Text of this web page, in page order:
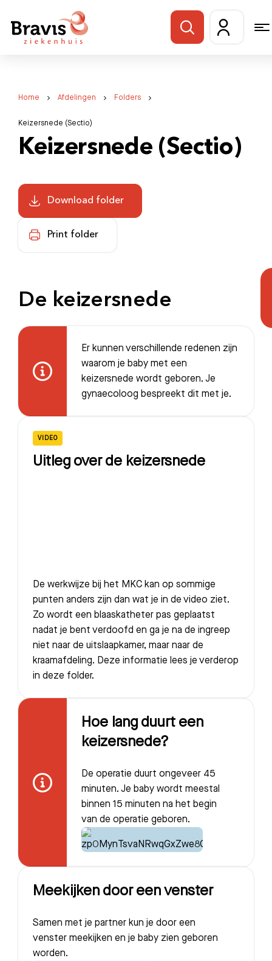
Home Afdelingen Folders
Keizersnede (Sectio)
Keizersnede (Sectio)
Download folder
Print folder
De keizersnede
Er kunnen verschillende redenen zijn
waarom je baby met een
keizersnede wordt geboren. Je
gynaecoloog bespreekt dit met je.
VIDEO
Uitleg over de keizersnede
De werkwijze bij het MKC kan op sommige
punten anders zijn dan wat je in de video ziet.
Zo wordt een blaaskatheter pas geplaatst
nadat je bent verdoofd en ga je na de ingreep
niet naar de uitslaapkamer, maar naar de
kraamafdeling. Deze informatie lees je verderop
in deze folder.
Hoe lang duurt een
keizersnede?
De operatie duurt ongeveer 45
minuten. Je baby wordt meestal
binnen 15 minuten na het begin
van de operatie geboren.
Meekijken door een venster
Samen met je partner kun je door een
venster meekijken en je baby zien geboren
worden.